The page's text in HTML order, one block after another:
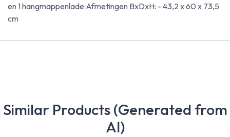
en 1 hangmappenlade Afmetingen BxDxH: - 43,2 x 60 x 73,5
cm
Similar Products (Generated from
AI)